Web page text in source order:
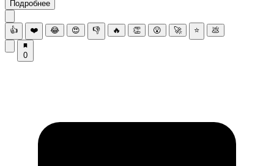
Подробнее
👍 ❤️ 😂 😍 👎 🔥 👏 😮 🚀 ⭐ 💩
0